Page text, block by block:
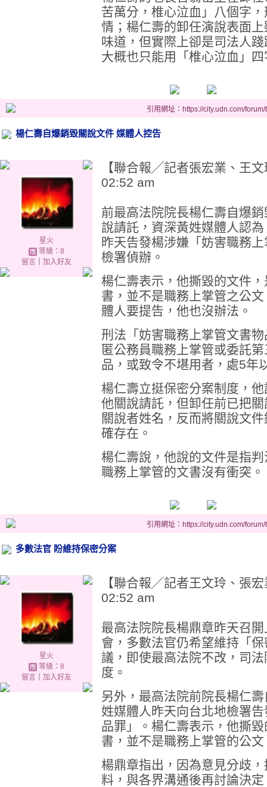
苦萬分，椎心泣血」八個字
情；楊仁壽的卸任演說表面
味道，但實際上卻是司法人
大概也只能用「椎心泣血」
引用網址：https://city.udn.com/
楊仁壽自爆銷毀關說文件 媒體人控告
星火
等級：8
留言｜ 加入好友
【聯合報╱記者張宏業、王
02:52 am
前最高法院院長楊仁壽自爆
說請託，資深黃姓媒體人認
昨天告發楊涉嫌「妨害職務
檢署偵辦。
楊仁壽表示，他撕毀的文件
書，並不是職務上掌管之公
體人要提告，他也沒辦法。
刑法「妨害職務上掌管文書
匿公務員職務上掌管或委託
品，或致令不堪用者，處5年
楊仁壽立挺保密分案制度，
他關說請託，但卸任前已把
關說者姓名，反而將關說文
確存在。
楊仁壽說，他說的文件是指
職務上掌管的文書沒有衝突。
引用網址：https://city.udn.com/
多數法官 盼維持保密分案
星火
等級：8
留言｜ 加入好友
【聯合報╱記者王文玲、張
02:52 am
最高法院院長楊鼎章昨天召
會，多數法官仍希望維持「
議，即使最高法院不改，司
度。
另外，最高法院前院長楊仁
姓媒體人昨天向台北地檢署
品罪」。楊仁壽表示，他撕
書，並不是職務上掌管的公
楊鼎章指出，因為意見分歧
料，與各界溝通後再討論決